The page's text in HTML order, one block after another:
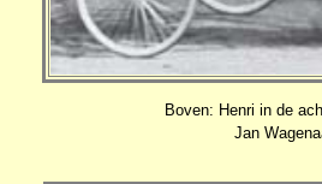
Boven: Henri in de
Jan